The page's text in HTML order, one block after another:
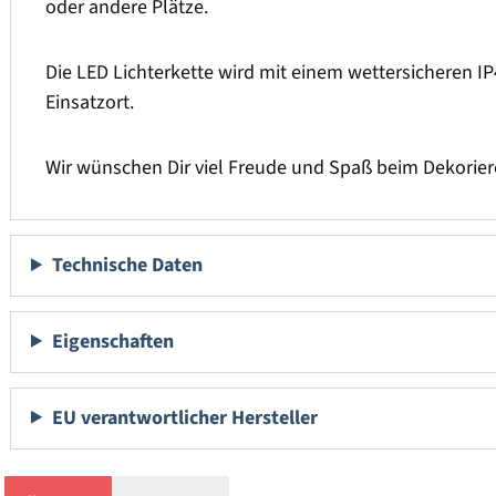
oder andere Plätze.
Die LED Lichterkette wird mit einem wettersicheren
Einsatzort.
Wir wünschen Dir viel Freude und Spaß beim
Technische Daten
Eigenschaften
EU verantwortlicher Hersteller